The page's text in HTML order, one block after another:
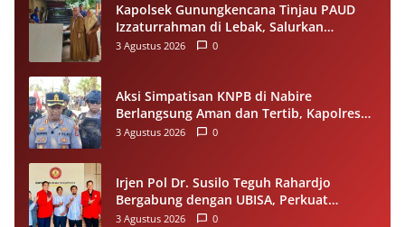
Kapolsek Gunungkencana Tinjau PAUD
Izzaturrahman di Lebak, Salurkan
Bantuan Plafon untuk Ruang Belajar
3 Agustus 2026 0
Aksi Simpatisan KNPB di Nabire
Berlangsung Aman dan Tertib, Kapolres
Apresiasi Semua Pihak
3 Agustus 2026 0
Irjen Pol Dr. Susilo Teguh Rahardjo
Bergabung dengan UBISA, Perkuat
Komitmen Pengembangan Pendidikan
3 Agustus 2026 0